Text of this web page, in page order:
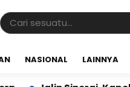
NASIONAL LAINNYA